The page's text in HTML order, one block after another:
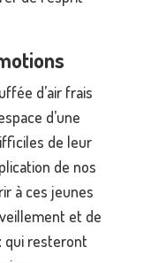
d’air frais
d’une
de leur
de nos
à ces jeunes
et de
qui resteront